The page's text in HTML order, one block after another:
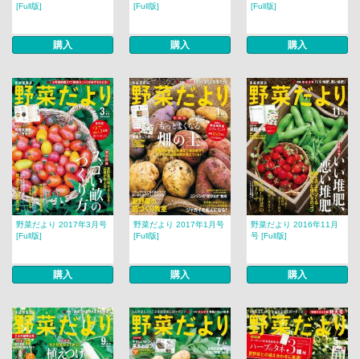
[Full版]
購入
[Full版]
購入
[Full版]
購入
野菜だより 2017年3月号
[Full版]
購入
野菜だより 2017年1月号
[Full版]
購入
野菜だより 2016年11月
号 [Full版]
購入